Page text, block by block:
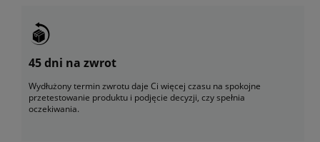
45 dni na zwrot
Wydłużony termin zwrotu daje Ci więcej czasu na spokojne
przetestowanie produktu i podjęcie decyzji, czy spełnia
oczekiwania.